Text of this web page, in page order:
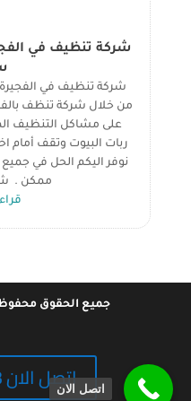
من خلال شركة تنظف
على مشاكل التنظيف
ربات البيوت وتقف أمام
نوفر اليكم الحل في
ممكن .
جميع الحقوق
اتصل الان 0507260833اتصل الان